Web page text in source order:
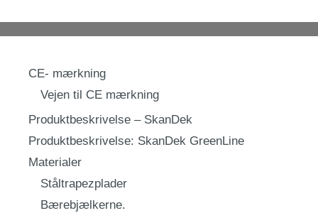
CE- mærkning
Vejen til CE mærkning
Produktbeskrivelse – SkanDek
Produktbeskrivelse: SkanDek GreenLine
Materialer
Ståltrapezplader
Bærebjælkerne.